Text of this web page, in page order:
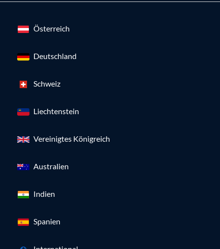
Österreich
Deutschland
Schweiz
Liechtenstein
Vereinigtes Königreich
Australien
Indien
Spanien